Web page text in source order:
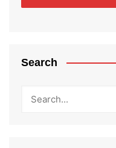
Search